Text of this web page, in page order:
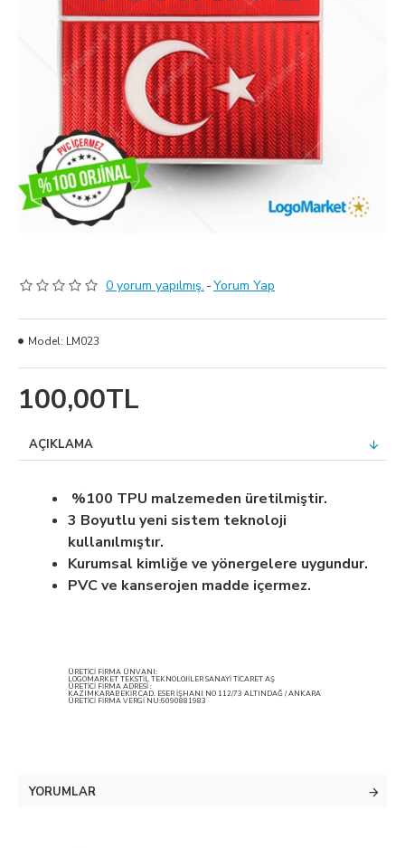
0 yorum yapılmış. -Yorum Yap
100,00TL
Model: LM023
AÇIKLAMA
%100 TPU malzemeden üretilmiştir.
3 Boyutlu yeni sistem teknoloji
kullanılmıştır.
Kurumsal kimliğe ve yönergelere uygundur.
PVC ve kanserojen madde içermez.
ÜRETİCİ FİRMA ÜNVANI:
LOGOMARKET TEKSTİL TEKNOLOJİLER SANAYİ TİCARET AŞ
ÜRETİCİ FİRMA ADRESİ :
KAZIMKARABEKİR CAD. ESER İŞHANI NO 112/73 ALTINDAĞ / ANKARA
ÜRETİCİ FİRMA VERGİ NU:6090881983
YORUMLAR